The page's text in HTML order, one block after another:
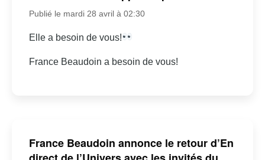
Publié le mardi 28 avril à 02:30
Elle a besoin de vous!
France Beaudoin a besoin de vous!
France Beaudoin annonce le retour d’En